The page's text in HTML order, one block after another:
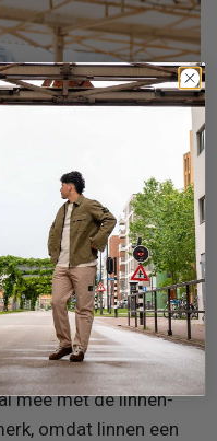
ITEMS BIJ
mee met de linnen-
omdat linnen een